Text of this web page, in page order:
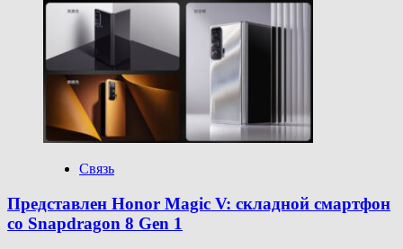
о
Представлены
iQOO
9
и
iQOO
9
Pro:
передовой
отличный
Связь
Представлен Honor Magic V: складной смартфон
со Snapdragon 8 Gen 1